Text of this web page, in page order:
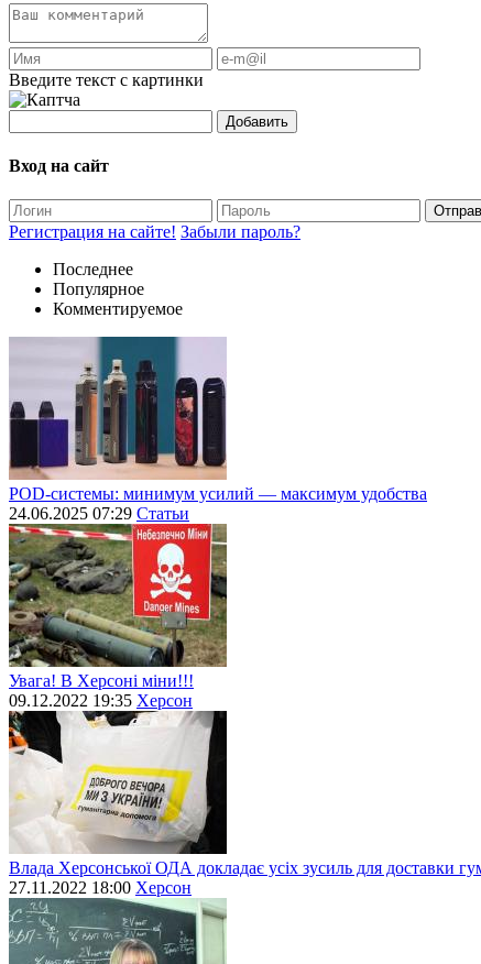
Введите текст с картинки
Добавить
Вход на сайт
Регистрация на сайте! Забыли пароль?
Последнее
Популярное
Комментируемое
POD-системы: минимум усилий — максимум удобства
24.06.2025 07:29 Статьи
Увага! В Херсоні міни!!!
09.12.2022 19:35 Херсон
Влада Херсонської ОДА докладає усіх зусиль для доставки
27.11.2022 18:00 Херсон